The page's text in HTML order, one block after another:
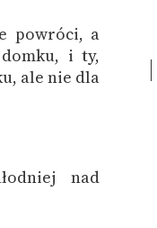
powróci, a
i ty,
ale nie dla
nad